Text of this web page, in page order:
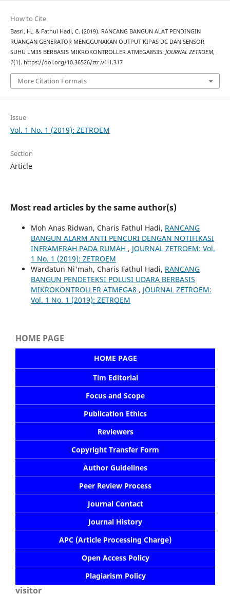
How to Cite
Basri, H., & Fathul Hadi, C. (2019). RANCANG BANGUN ALAT PENDINGIN
RUANGAN GENERATOR MENGGUNAKAN OUTPUT KIPAS DC DAN SENSOR
SUHU LM35 BERBASIS MIKROKONTROLLER ATMEGA8535. JOURNAL ZETROEM,
1(1). https://doi.org/10.36526/ztr.v1i1.317
More Citation Formats
Issue
Vol. 1 No. 1 (2019): ZETROEM
Section
Article
Most read articles by the same author(s)
Moh Anas Ridwan, Charis Fathul Hadi, RANCANG
BANGUN ALARM ANTI PENCURI DENGAN NOTIFIKASI
INFRAMERAH PADA RUMAH , JOURNAL ZETROEM: Vol.
1 No. 1 (2019): ZETROEM
Wardatun Ni'mah, Charis Fathul Hadi, RANCANG
BANGUN PENDETEKSI POLUSI UDARA BERBASIS
MIKROKONTROLLER ATMEGA8 , JOURNAL ZETROEM:
Vol. 1 No. 1 (2019): ZETROEM
HOME PAGE
HOME PAGE
Tim Editorial
Focus and Scope
Publication Ethics
Reviewers
Copyright Transfer Form
Author Guidelines
Peer Review Process
Journal Contact
Journal History
APC (Article Processing Charge)
Open Access Policy
Plagiarism Policy
visitor